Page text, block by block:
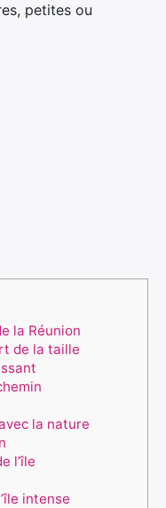
petites ou
la Réunion
de la taille
la nature
l’île
intense